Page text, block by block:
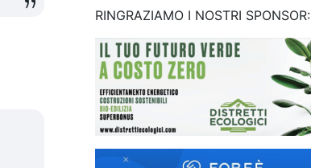
RINGRAZIAMO I NOSTRI SPONSOR: